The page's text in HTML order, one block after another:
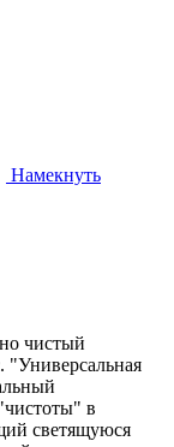
Намекнуть
чистый
"Универсальная
в
светящуюся